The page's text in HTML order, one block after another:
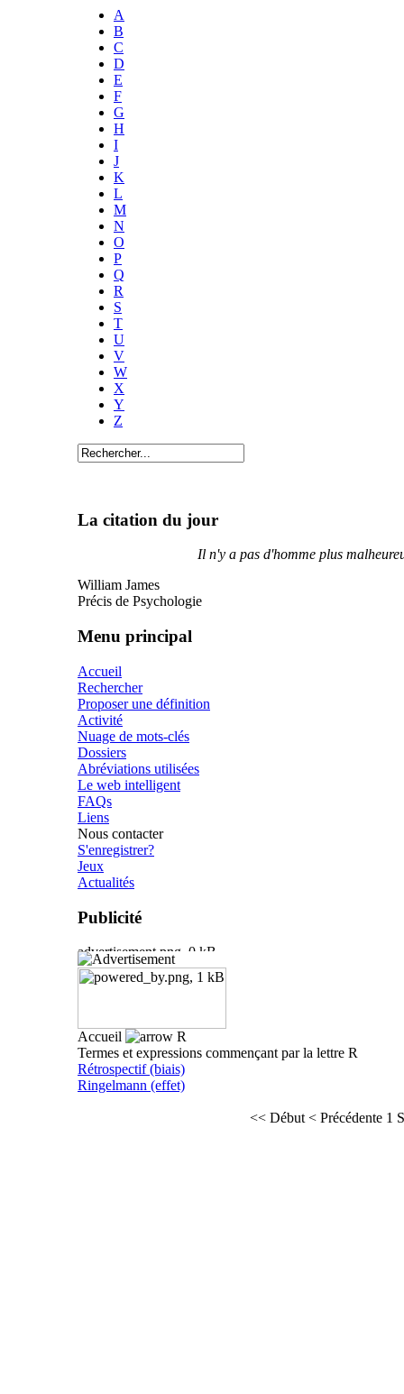
A
B
C
D
E
F
G
H
I
J
K
L
M
N
O
P
Q
R
S
T
U
V
W
X
Y
Z
La citation du jour
Il n'y a pas d'homme plus
William James
Précis de Psychologie
Menu principal
Accueil
Rechercher
Proposer une définition
Activité
Nuage de mots-clés
Dossiers
Abréviations utilisées
Le web intelligent
FAQs
Liens
Nous contacter
S'enregistrer?
Jeux
Actualités
Publicité
Accueil
R
Termes et expressions commençant par la lettre R
Rétrospectif (biais)
Ringelmann (effet)
<< Début < Précédente 1